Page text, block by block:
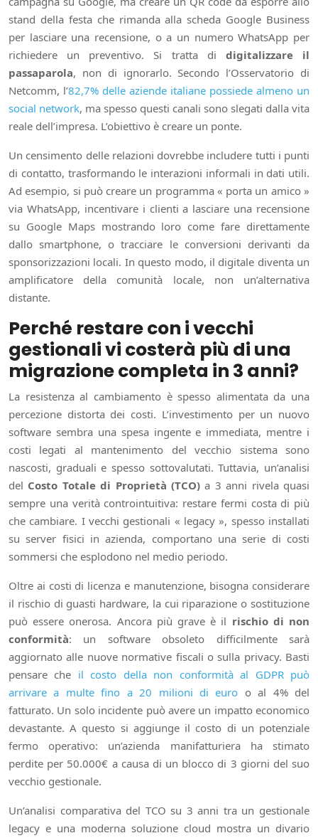
stand della festa che rimanda alla scheda Google Business
per lasciare una recensione, o a un numero WhatsApp per
richiedere un preventivo. Si tratta di digitalizzare il
passaparola, non di ignorarlo. Secondo l’Osservatorio di
Netcomm, l’82,7% delle aziende italiane possiede almeno un
social network, ma spesso questi canali sono slegati dalla vita
reale dell’impresa. L’obiettivo è creare un ponte.
Un censimento delle relazioni dovrebbe includere tutti i punti
di contatto, trasformando le interazioni informali in dati utili.
Ad esempio, si può creare un programma « porta un amico »
via WhatsApp, incentivare i clienti a lasciare una recensione
su Google Maps mostrando loro come fare direttamente
dallo smartphone, o tracciare le conversioni derivanti da
sponsorizzazioni locali. In questo modo, il digitale diventa un
amplificatore della comunità locale, non un’alternativa
distante.
Perché restare con i vecchi
gestionali vi costerà più di una
migrazione completa in 3 anni?
La resistenza al cambiamento è spesso alimentata da una
percezione distorta dei costi. L’investimento per un nuovo
software sembra una spesa ingente e immediata, mentre i
costi legati al mantenimento del vecchio sistema sono
nascosti, graduali e spesso sottovalutati. Tuttavia, un’analisi
del Costo Totale di Proprietà (TCO) a 3 anni rivela quasi
sempre una verità controintuitiva: restare fermi costa di più
che cambiare. I vecchi gestionali « legacy », spesso installati
su server fisici in azienda, comportano una serie di costi
sommersi che esplodono nel medio periodo.
Oltre ai costi di licenza e manutenzione, bisogna considerare
il rischio di guasti hardware, la cui riparazione o sostituzione
può essere onerosa. Ancora più grave è il rischio di non
conformità: un software obsoleto difficilmente sarà
aggiornato alle nuove normative fiscali o sulla privacy. Basti
pensare che il costo della non conformità al GDPR può
arrivare a multe fino a 20 milioni di euro o al 4% del
fatturato. Un solo incidente può avere un impatto economico
devastante. A questo si aggiunge il costo di un potenziale
fermo operativo: un’azienda manifatturiera ha stimato
perdite per 50.000€ a causa di un blocco di 3 giorni del suo
vecchio gestionale.
Un’analisi comparativa del TCO su 3 anni tra un gestionale
legacy e una moderna soluzione cloud mostra un divario